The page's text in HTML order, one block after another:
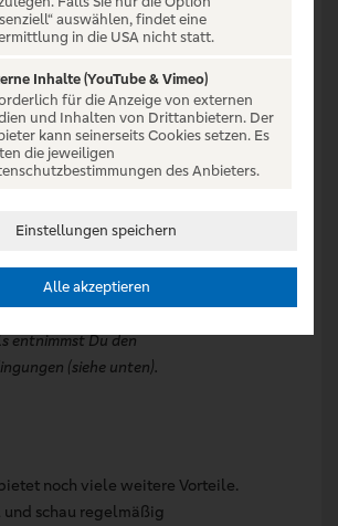
dieses Mal stehen Buzz Lightyear,
als sie Lilypad (Greta
einem funkelnagelneuen Tablet,
Vorstellungen davon hat, was
am besten ist. Wird das Spielen
„Toy Story 5“ ab
mit etwas Glück zwei Kinotickets
zum Film gewinnen.*
entnimmst Du den
(siehe unten).
noch viele weitere Vorteile.
schau regelmäßig
auswählen, findet eine
in die USA nicht statt.
Inhalte (YouTube & Vimeo)
für die Anzeige von externen
und Inhalten von Drittanbietern. Der
kann seinerseits Cookies setzen. Es
die jeweiligen
des Anbieters.
Einstellungen speichern
Alle akzeptieren